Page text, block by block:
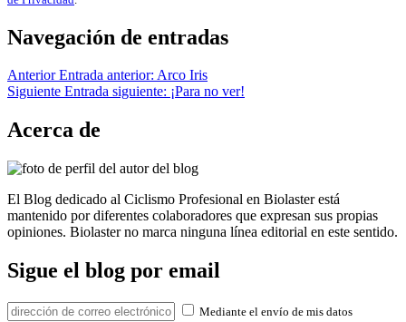
Navegación de entradas
Anterior Entrada anterior: Arco Iris
Siguiente Entrada siguiente: ¡Para no ver!
Acerca de
El Blog dedicado al Ciclismo Profesional en Biolaster está
mantenido por diferentes colaboradores que expresan sus propias
opiniones. Biolaster no marca ninguna línea editorial en este sentido.
Sigue el blog por email
Mediante el envío de mis datos